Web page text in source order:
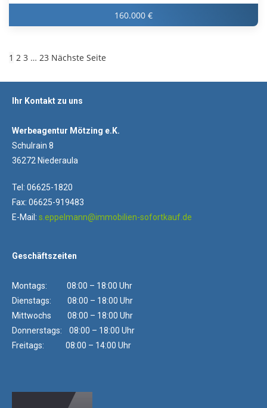
160.000 €
1 2 3 … 23 Nächste Seite
Ihr Kontakt zu uns
Werbeagentur Mötzing e.K.
Schulrain 8
36272 Niederaula
Tel: 06625-1820
Fax: 06625-919483
E-Mail: s.eppelmann@immobilien-sofortkauf.de
Geschäftszeiten
Montags: 08:00 – 18:00 Uhr
Dienstags: 08:00 – 18:00 Uhr
Mittwochs 08:00 – 18:00 Uhr
Donnerstags: 08:00 – 18:00 Uhr
Freitags: 08:00 – 14:00 Uhr